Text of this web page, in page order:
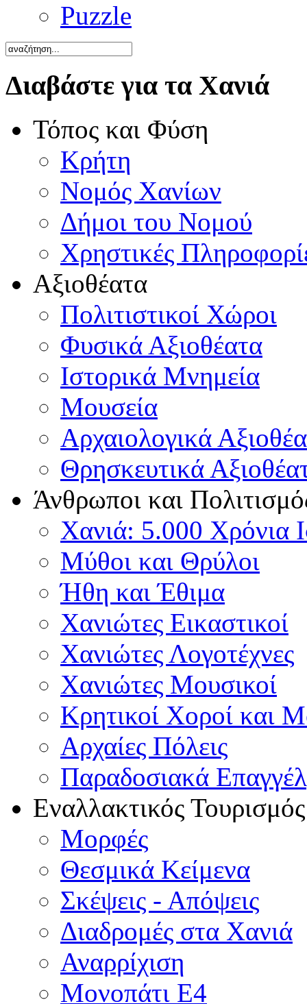
Puzzle
Διαβάστε για τα Χανιά
Τόπος και Φύση
Κρήτη
Νομός Χανίων
Δήμοι του Νομού
Χρηστικές
Αξιοθέατα
Πολιτιστικοί Χώροι
Φυσικά Αξιοθέατα
Ιστορικά Μνημεία
Μουσεία
Αρχαιολογικά
Θρησκευτικά
Άνθρωποι και
Χανιά: 5.000 Χρόνια
Μύθοι και Θρύλοι
Ήθη και Έθιμα
Χανιώτες Εικαστικοί
Χανιώτες Λογοτέχνες
Χανιώτες Μουσικοί
Κρητικοί Χοροί και
Αρχαίες Πόλεις
Παραδοσιακά
Εναλλακτικός Τουρισμός
Μορφές
Θεσμικά Κείμενα
Σκέψεις - Απόψεις
Διαδρομές στα Χανιά
Αναρρίχιση
Μονοπάτι Ε4